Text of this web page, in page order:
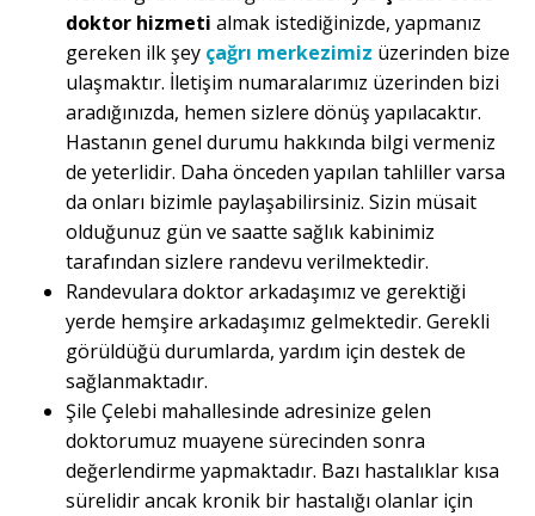
doktor hizmeti almak istediğinizde, yapmanız
gereken ilk şey çağrı merkezimiz üzerinden bize
ulaşmaktır. İletişim numaralarımız üzerinden bizi
aradığınızda, hemen sizlere dönüş yapılacaktır.
Hastanın genel durumu hakkında bilgi vermeniz
de yeterlidir. Daha önceden yapılan tahliller varsa
da onları bizimle paylaşabilirsiniz. Sizin müsait
olduğunuz gün ve saatte sağlık kabinimiz
tarafından sizlere randevu verilmektedir.
Randevulara doktor arkadaşımız ve gerektiği
yerde hemşire arkadaşımız gelmektedir. Gerekli
görüldüğü durumlarda, yardım için destek de
sağlanmaktadır.
Şile Çelebi mahallesinde adresinize gelen
doktorumuz muayene sürecinden sonra
değerlendirme yapmaktadır. Bazı hastalıklar kısa
sürelidir ancak kronik bir hastalığı olanlar için